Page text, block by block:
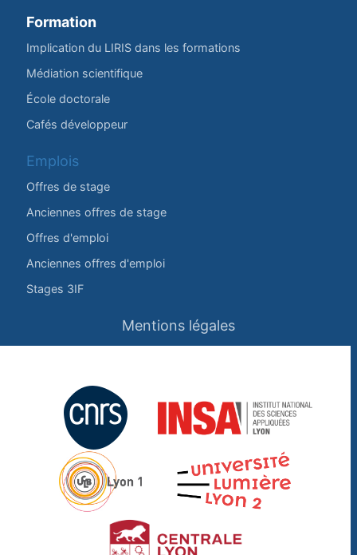
Formation
Implication du LIRIS dans les formations
Médiation scientifique
École doctorale
Cafés développeur
Emplois
Offres de stage
Anciennes offres de stage
Offres d'emploi
Anciennes offres d'emploi
Stages 3IF
Mentions légales